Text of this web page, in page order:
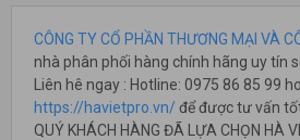
CÔNG TY CỔ PHẦN THƯƠNG MẠI VÀ
nhà phân phối hàng chính hãng uy tín
Liên hê ngay : Hotline: 0975 86 85 99
https://havietpro.vn/ để được tư vấn
QUÝ KHÁCH HÀNG ĐÃ LỰA CHỌN HÀ